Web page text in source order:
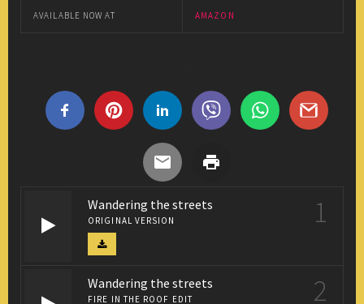
AVAILABLE NOW AT AMAZON
Wandering the streets
ORIGINAL VERSION 1
Wandering the streets
FIRE IN THE ROOF EDIT 2